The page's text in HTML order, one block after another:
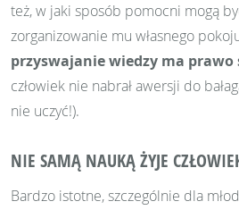
też, w jaki sposób pomocni mogą
zorganizowanie mu własnego
przyswajanie wiedzy ma
człowiek nie nabrał awersji do
nie uczyć!).
NIE SAMĄ NAUKĄ ŻYJE
Bardzo istotne, szczególnie dla